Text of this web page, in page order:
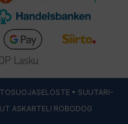
• SUUTARI-
ASKARTELI ROBODOG